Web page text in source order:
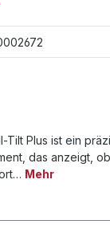
Tilt Plus ist ein
das anzeigt,
Mehr